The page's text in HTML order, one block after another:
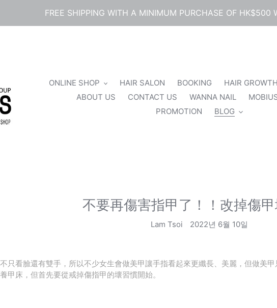
FREE SHIPPING WITH A MINIMUM PURCHASE OF HK$500
ONLINE SHOP HAIR SALON BOOKING
HAIR
ABOUT US
CONTACT US WANNA NAIL
PROMOTION
BLOG
不要再傷害指甲了！！改掉傷
Lam Tsoi 2022년 6월 10일
只看臉還有雙手，所以不少女生會做美甲讓手指看起來更纖長、美麗，但做美
甲床，但首先要從戒掉傷指甲的壞習慣開始。